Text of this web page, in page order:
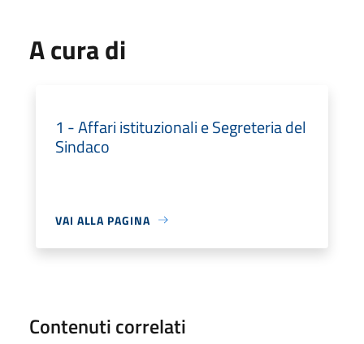
A cura di
1 - Affari istituzionali e Segreteria del
Sindaco
VAI ALLA PAGINA
Contenuti correlati